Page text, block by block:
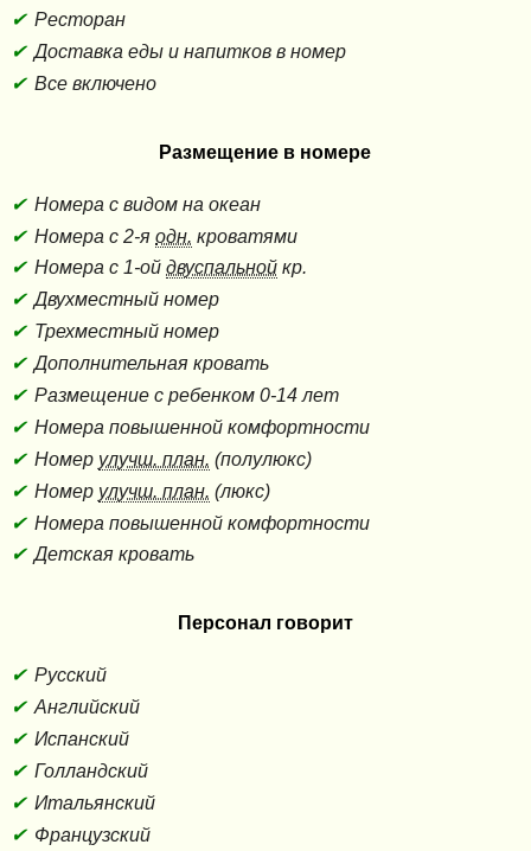
Ресторан
Доставка еды и напитков в номер
Все включено
Размещение в номере
Номера с видом на океан
Номера с 2-яодн. кроватями
Номера с 1-ойдвуспальной кр.
Двухместный номер
Трехместный номер
Дополнительная кровать
Размещение с ребенком 0-14 лет
Номера повышенной комфортности
Номер улучш. план. (полулюкс)
Номер улучш. план. (люкс)
Номера повышенной комфортности
Детская кровать
Персонал говорит
Русский
Английский
Испанский
Голландский
Итальянский
Французский